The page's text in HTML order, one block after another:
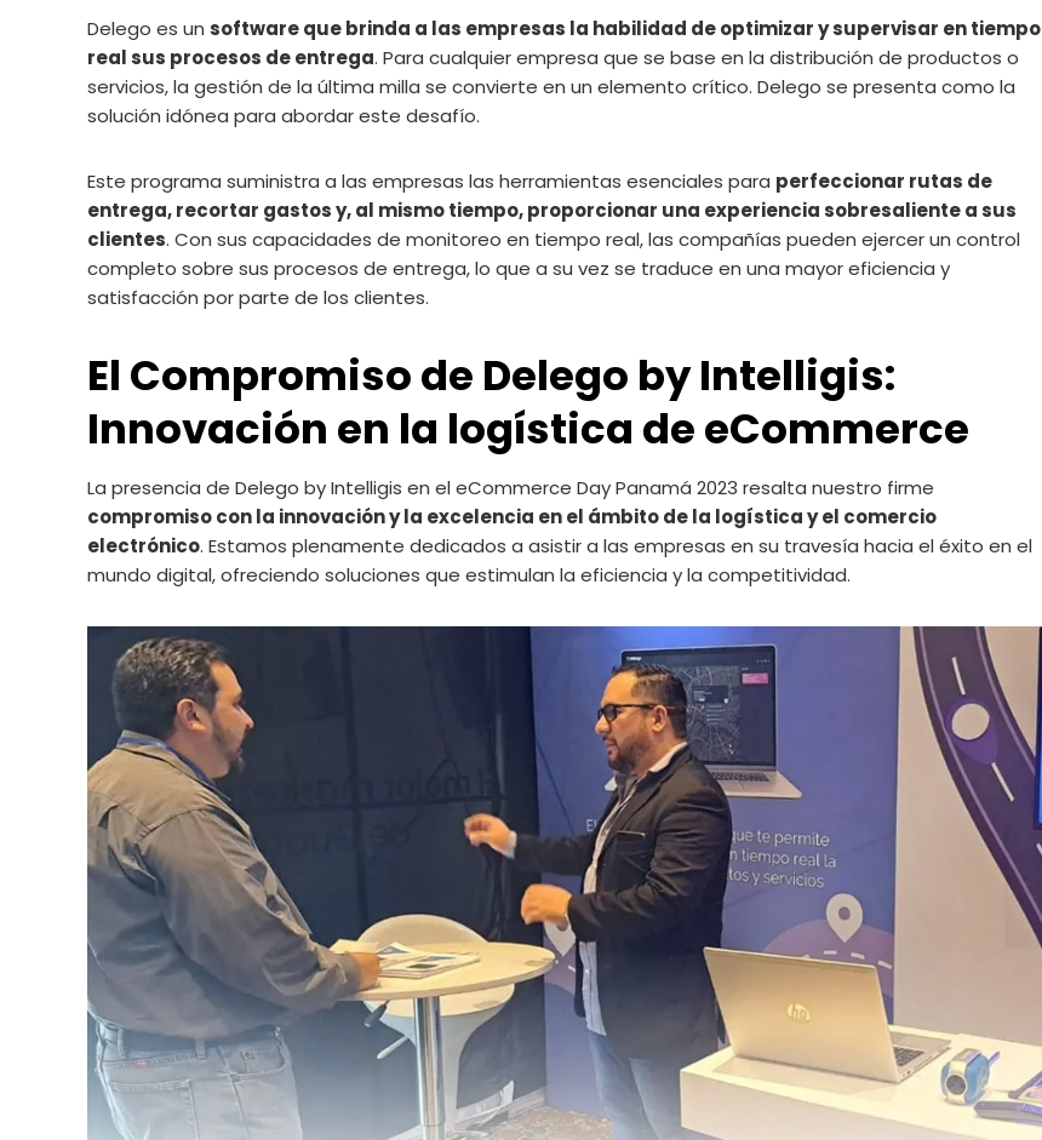
Delego es un software que brinda a las empresas la habilidad de optimizar y supervisar en tiempo
real sus procesos de entrega. Para cualquier empresa que se base en la distribución de productos o
servicios, la gestión de la última milla se convierte en un elemento crítico. Delego se presenta como la
solución idónea para abordar este desafío.
Este programa suministra a las empresas las herramientas esenciales para perfeccionar rutas de
entrega, recortar gastos y, al mismo tiempo, proporcionar una experiencia sobresaliente a sus
clientes. Con sus capacidades de monitoreo en tiempo real, las compañías pueden ejercer un control
completo sobre sus procesos de entrega, lo que a su vez se traduce en una mayor eficiencia y
satisfacción por parte de los clientes.
El Compromiso de Delego by Intelligis:
Innovación en la logística de eCommerce
La presencia de Delego by Intelligis en el eCommerce Day Panamá 2023 resalta nuestro firme
compromiso con la innovación y la excelencia en el ámbito de la logística y el comercio
electrónico. Estamos plenamente dedicados a asistir a las empresas en su travesía hacia el éxito en el
mundo digital, ofreciendo soluciones que estimulan la eficiencia y la competitividad.